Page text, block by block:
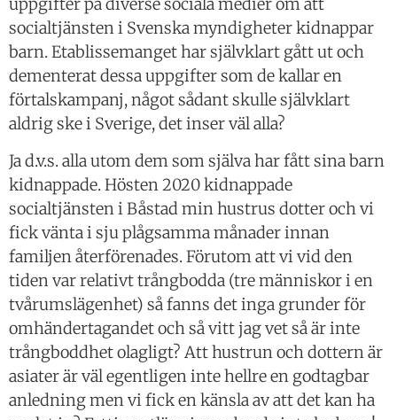
uppgifter på diverse sociala medier om att
socialtjänsten i Svenska myndigheter kidnappar
barn. Etablissemanget har självklart gått ut och
dementerat dessa uppgifter som de kallar en
förtalskampanj, något sådant skulle självklart
aldrig ske i Sverige, det inser väl alla?
Ja d.v.s. alla utom dem som själva har fått sina barn
kidnappade. Hösten 2020 kidnappade
socialtjänsten i Båstad min hustrus dotter och vi
fick vänta i sju plågsamma månader innan
familjen återförenades. Förutom att vi vid den
tiden var relativt trångbodda (tre människor i en
tvårumslägenhet) så fanns det inga grunder för
omhändertagandet och så vitt jag vet så är inte
trångboddhet olagligt? Att hustrun och dottern är
asiater är väl egentligen inte hellre en godtagbar
anledning men vi fick en känsla av att det kan ha